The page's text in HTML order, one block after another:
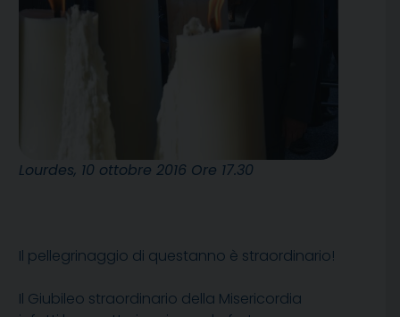
Lourdes, 10 ottobre 2016 Ore 17.30
Il pellegrinaggio di questanno è straordinario!
Il Giubileo straordinario della Misericordia